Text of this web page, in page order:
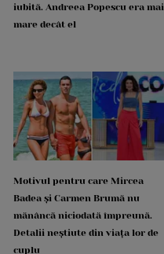
iubită. Andreea Popescu era mai
mare decât el
Motivul pentru care Mircea
Badea și Carmen Brumă nu
mănâncă niciodată împreună.
Detalii neștiute din viața lor de
cuplu